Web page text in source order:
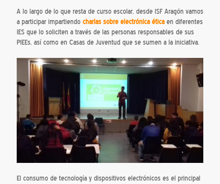
A lo largo de lo que resta de curso escolar, desde ISF Aragón vamos
a participar impartiendo charlas sobre electrónica éticaen diferentes
IES que lo soliciten a través de las personas responsables de sus
PIEEs, así como en Casas de Juventud que se sumen a la iniciativa.
El consumo de tecnología y dispositivos electrónicos es el principal